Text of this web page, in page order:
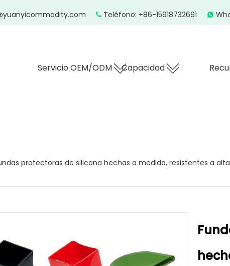
 Teléfono: +86-15918732691 
Servicio OEM/ODM Capacidad
protectoras de silicona hechas a medida, resistentes a